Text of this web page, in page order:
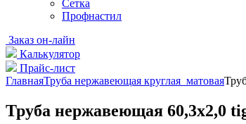
Сетка
Профнастил
Заказ он-лайн
Калькулятор
Прайс-лист
ГлавнаяТруба нержавеющая круглая матовая
Труба нержавеющая 60,3х2,0